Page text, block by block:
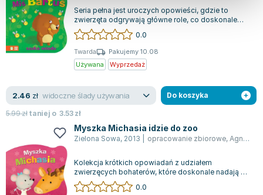
Seria pełna jest uroczych opowieści, gdzie to
zwierzęta odgrywają główne role, co doskonale
sprawdza się podczas czytania najmłods...
0.0
Twarda
Pakujemy 10.08
Używana
Wyprzedaż
2.46 zł widoczne ślady używania
5.99złtaniej o3.53zł
Do koszyka
Myszka Michasia idzie do zoo
Zielona Sowa, 2013 opracowanie zbiorowe, Agnieszka Skórzewska
Kolekcja krótkich opowiadań z udziałem
zwierzęcych bohaterów, które doskonale nadają się
do głośnego czytania najmłodszym. Barwne...
0.0